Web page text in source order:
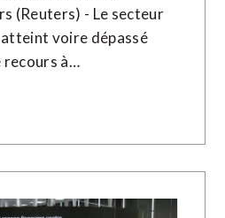
(Reuters) - Le secteur
voire dépassé
recours à…